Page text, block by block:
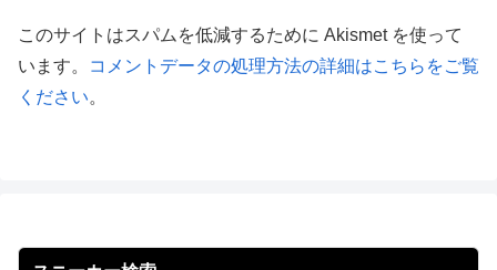
このサイトはスパムを低減するために Akismet を使って
います。
コメントデータの処理方法の詳細はこちらをご覧
ください。